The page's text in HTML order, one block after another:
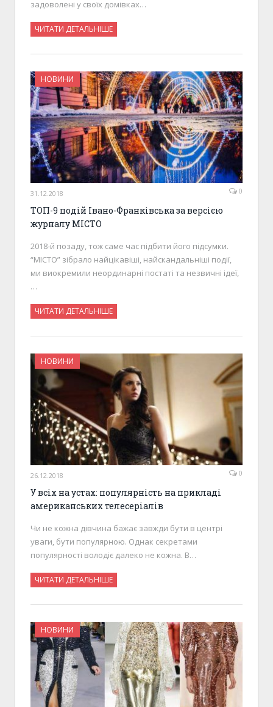
задоволені у своїх домівках…
ЧИТАТИ ДЕТАЛЬНІШЕ
НОВИНИ
31.12.2018 0
ТОП-9 подій Івано-Франківська за версією
журналу МІСТО
2018-й позаду, тож саме час підбити його підсумки.
“МІСТО” зібрало найцікавіші, найскандальніші події,
ми виокремили неординарні постаті та незвичні ідеї,
…
ЧИТАТИ ДЕТАЛЬНІШЕ
НОВИНИ
26.12.2018 0
У всіх на устах: популярність на прикладі
американських телесеріалів
Чи не кожна дівчина бажає завжди бути в центрі
уваги, бути популярною. Однак секретами
популярності володіє далеко не кожна. В…
ЧИТАТИ ДЕТАЛЬНІШЕ
НОВИНИ